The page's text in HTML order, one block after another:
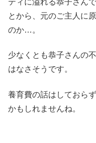
ティに溢れる恭子さん
とから、元のご主人に
のか…。
少なくとも恭子さんの
はなさそうです。
養育費の話はしておら
かもしれませんね。